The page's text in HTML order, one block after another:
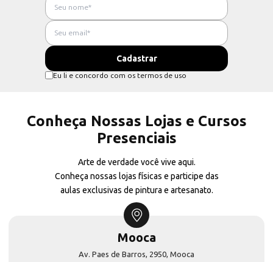
Eu li e concordo com os termos de uso
Conheça Nossas Lojas e Cursos
Presenciais
Arte de verdade você vive aqui.
Conheça nossas lojas físicas e participe das
aulas exclusivas de pintura e artesanato.
Mooca
Av. Paes de Barros, 2950, Mooca